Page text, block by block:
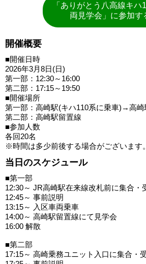
「ありがとう八高線キハ
両見学会」に参加す
開催概要
■開催日時
2026年3月8日(日)
第一部：12:30～16:00
第二部：17:15～19:50
■開催場所
第一部：高崎駅(キハ110系に乗車)→高崎
第二部：高崎駅留置線
■参加人数
各回20名
※時間は多少前後する場合がございます。
当日のスケジュール
■第一部
12:30～ JR高崎駅在来線改札前に集合・
12:45～ 事前説明
13:15～ 入区車両乗車
14:00～ 高崎駅留置線にて見学会
16:00 解散
■第二部
17:15～ 高崎乗務ユニット入口に集合・